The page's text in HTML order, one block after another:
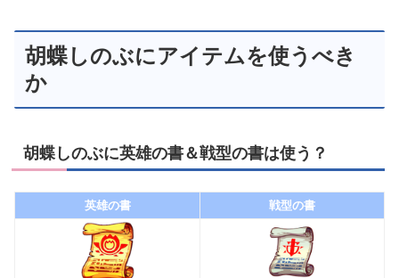
胡蝶しのぶにアイテムを使うべき
か
胡蝶しのぶに英雄の書＆戦型の書は使う？
英雄の書 戦型の書